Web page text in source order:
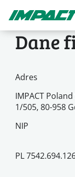
Dane
Adres
IMPACT
1/505, 80-958
NIP
PL